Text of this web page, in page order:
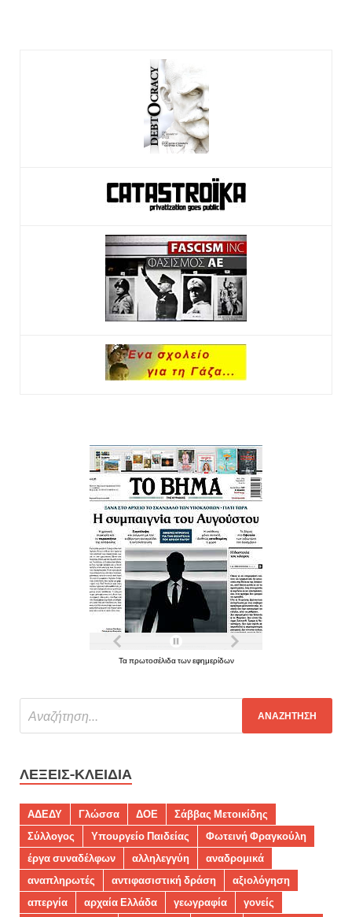
Τα πρωτοσέλιδα των εφημερίδων
ΛΈΞΕΙΣ-ΚΛΕΙΔΙΆ
ΑΔΕΔΥ Γλώσσα ΔΟΕ
Σάββας Μετοικίδης
Σύλλογος
Υπουργείο Παιδείας
Φωτεινή Φραγκούλη
έργα συναδέλφων
αλληλεγγύη
αναδρομικά
αναπληρωτές
αντιφασιστική δράση
αξιολόγηση
απεργία
αρχαία Ελλάδα γεωγραφία
γονείς